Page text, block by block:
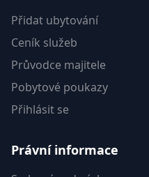
Přidat ubytování
Ceník služeb
Průvodce majitele
Pobytové poukazy
Přihlásit se
Právní informace